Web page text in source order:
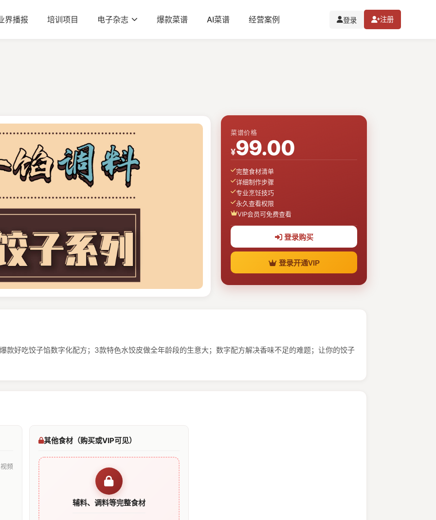
界播报 培训项目 电子杂志 爆款菜谱 AI菜谱 经营案例 登录 注册
菜谱价格
¥99.00
完整食材清单
详细制作步骤
专业烹饪技巧
永久查看权限
VIP会员可免费查看
登录购买
登录开通VIP
款好吃饺子馅数字化配方；3款特色水饺皮做全年龄段的生意大；数字配方解决香味不足的难题；让你的饺子
频
其他食材（购买或VIP可见）
辅料、调料等完整食材